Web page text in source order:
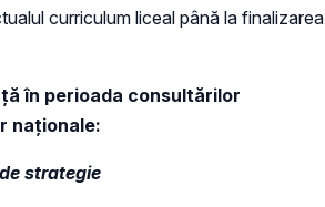
curriculum liceal până la finalizarea
în perioada consultărilor
naționale:
strategie